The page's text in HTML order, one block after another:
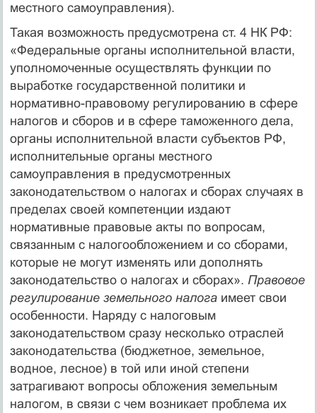
местного самоуправления).
Такая возможность предусмотрена ст. 4 НК РФ:
«Федеральные органы исполнительной власти,
уполномоченные осуществлять функции по
выработке государственной политики и
нормативно-правовому регулированию в сфере
налогов и сборов и в сфере таможенного дела,
органы исполнительной власти субъектов РФ,
исполнительные органы местного
самоуправления в предусмотренных
законодательством о налогах и сборах случаях в
пределах своей компетенции издают
нормативные правовые акты по вопросам,
связанным с налогообложением и со сборами,
которые не могут изменять или дополнять
законодательство о налогах и сборах». Правовое
регулирование земельного налога имеет свои
особенности. Наряду с налоговым
законодательством сразу несколько от­раслей
законодательства (бюджетное, земельное,
водное, лесное) в той или иной степени
затрагивают вопросы обложения земельным
налогом, в связи с чем возникает проблема их